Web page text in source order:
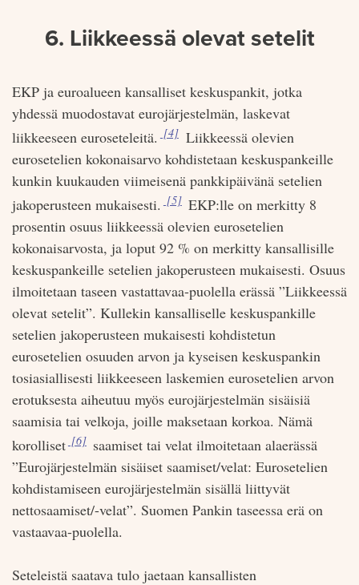
6. Liikkeessä olevat setelit
EKP ja euroalueen kansalliset keskuspankit, jotka
yhdessä muodostavat eurojärjestelmän, laskevat
liikkeeseen euroseteleitä. Viite:
[4] Liikkeessä olevien
eurosetelien kokonaisarvo kohdistetaan keskuspankeille
kunkin kuukauden viimeisenä pankkipäivänä setelien
jakoperusteen mukaisesti. Viite:
[5] EKP:lle on merkitty 8
prosentin osuus liikkeessä olevien eurosetelien
kokonaisarvosta, ja loput 92 % on merkitty kansallisille
keskuspankeille setelien jakoperusteen mukaisesti. Osuus
ilmoitetaan taseen vastattavaa-puolella erässä ”Liikkeessä
olevat setelit”. Kullekin kansalliselle keskuspankille
setelien jakoperusteen mukaisesti kohdistetun
eurosetelien osuuden arvon ja kyseisen keskuspankin
tosiasiallisesti liikkeeseen laskemien eurosetelien arvon
erotuksesta aiheutuu myös eurojärjestelmän sisäisiä
saamisia tai velkoja, joille maksetaan korkoa. Nämä
korolliset Viite:
[6] saamiset tai velat ilmoitetaan alaerässä
”Eurojärjestelmän sisäiset saamiset/velat: Eurosetelien
kohdistamiseen eurojärjestelmän sisällä liittyvät
nettosaamiset/-velat”. Suomen Pankin taseessa erä on
vastaavaa-puolella.
Seteleistä saatava tulo jaetaan kansallisten